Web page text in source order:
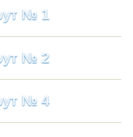
№ 1
№ 2
№ 4